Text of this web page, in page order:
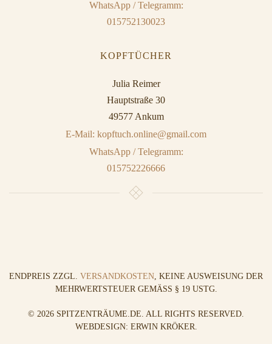
WhatsApp / Telegramm:
015752130023
KOPFTÜCHER
Julia Reimer
Hauptstraße 30
49577 Ankum
E-Mail: kopftuch.online@gmail.com
WhatsApp / Telegramm:
015752226666
ENDPREIS ZZGL. VERSANDKOSTEN, KEINE AUSWEISUNG DER
MEHRWERTSTEUER GEMÄSS § 19 USTG.
© 2026 SPITZENTRÄUME.DE. ALL RIGHTS RESERVED.
WEBDESIGN: ERWIN KRÖKER.